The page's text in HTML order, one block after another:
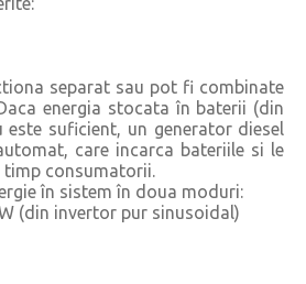
separat sau pot fi combinate
energia stocata în baterii (din
este suficient, un generator diesel
care incarca bateriile si le
timp consumatorii.
în sistem în doua moduri:
(din invertor pur sinusoidal)